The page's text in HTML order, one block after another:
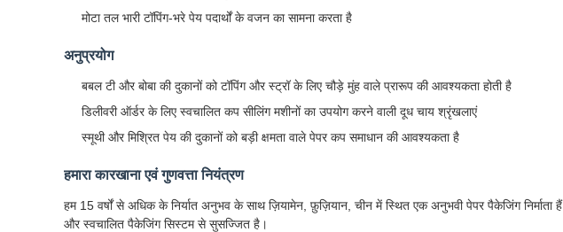
मोटा तल भारी टॉपिंग-भरे पेय पदार्थों के वजन का सामना करता है
अनुप्रयोग
बबल टी और बोबा की दुकानों को टॉपिंग और स्ट्रॉ के लिए चौड़े मुंह वाले प्रारूप की आवश्यकता होती है
डिलीवरी ऑर्डर के लिए स्वचालित कप सीलिंग मशीनों का उपयोग करने वाली दूध चाय श्रृंखलाएं
स्मूथी और मिश्रित पेय की दुकानों को बड़ी क्षमता वाले पेपर कप समाधान की आवश्यकता है
हमारा कारखाना एवं गुणवत्ता नियंत्रण
हम 15 वर्षों से अधिक के निर्यात अनुभव के साथ ज़ियामेन, फ़ुज़ियान, चीन में स्थित एक अनुभवी पेपर पैकेजिंग निर्माता
और स्वचालित पैकेजिंग सिस्टम से सुसज्जित है।